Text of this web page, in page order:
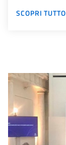
SCOPRI TUTTO